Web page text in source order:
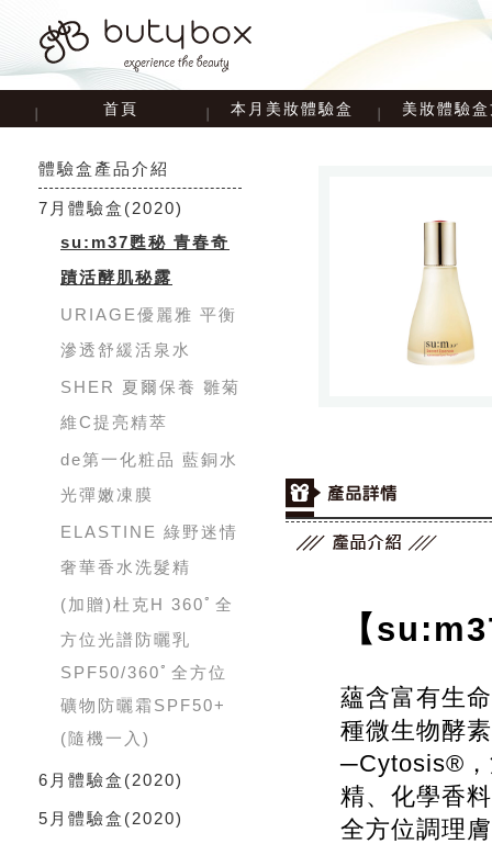
首頁 本月美妝體驗盒 美妝體驗
【
蘊含富有生
種微生物酵
─Cytosis®，
精、化學香
全方位調理
體驗盒產品介紹
7月體驗盒 (2020)
su:m37甦秘 青春奇
蹟活酵肌秘露
URIAGE優麗雅 平衡
滲透舒緩活泉水
SHER 夏爾保養 雛菊
維C提亮精萃
de第一化粧品 藍銅水
光彈嫩凍膜
ELASTINE 綠野迷情
奢華香水洗髮精
(加贈)杜克H 360ﾟ全
方位光譜防曬乳
SPF50/360ﾟ全方位
礦物防曬霜SPF50+
(隨機一入)
6月體驗盒 (2020)
5月體驗盒 (2020)